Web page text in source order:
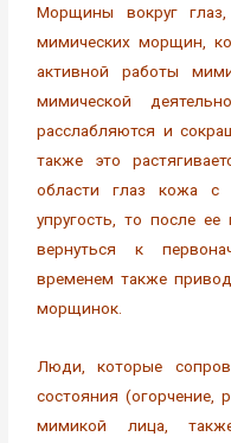
Морщины вокруг
мимических морщин,
активной работы
мимической
расслабляются и
также это
области глаз кожа с
упругость, то после
вернуться к
временем также
морщинок.
Люди, которые
состояния (огорчение,
мимикой лица,